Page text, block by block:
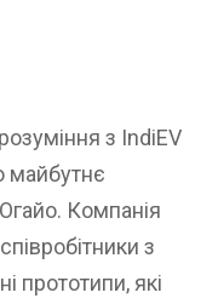
з IndiEV
майбутнє
Компанія
з
прототипи, які